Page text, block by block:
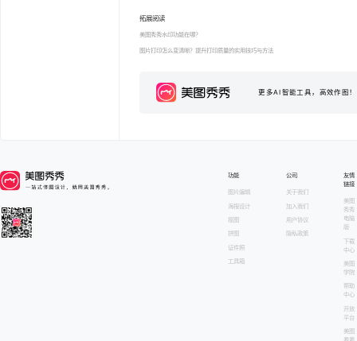
拓展阅读
美图秀秀水印功能在哪？
图片打印怎么变清晰？提升打印质量的实用技巧与方法
更多AI智能工具，高效作图！
功能
图片编辑
海报设计
抠图
拼图
证件照
工具箱
公司
关于我们
加入我们
用户协议
隐私政策
友情
链接
美图
秀秀
电脑
版
下载
中心
美图
学院
帮助
中心
开放
平台
美图